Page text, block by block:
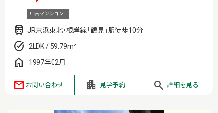
中古マンション
JR京浜東北・根岸線「鶴見」駅徒歩10分
2LDK / 59.79m²
1997年02月
お問い合わせ 見学予約 詳細を見る